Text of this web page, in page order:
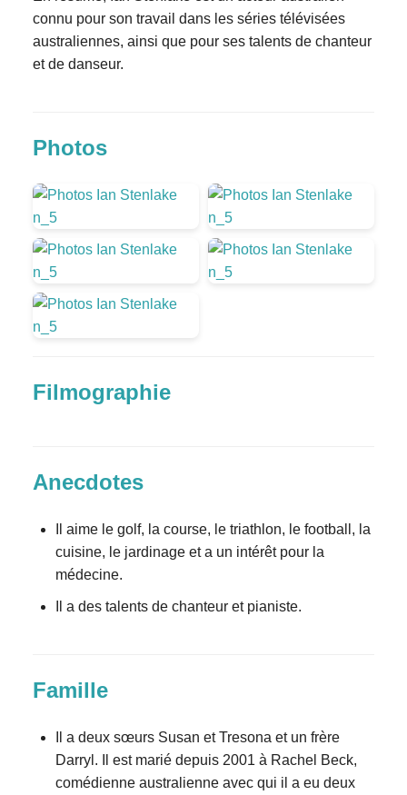
connu pour son travail dans les séries télévisées
australiennes, ainsi que pour ses talents de chanteur
et de danseur.
Photos
Filmographie
Anecdotes
Il aime le golf, la course, le triathlon, le football, la
cuisine, le jardinage et a un intérêt pour la
médecine.
Il a des talents de chanteur et pianiste.
Famille
Il a deux sœurs Susan et Tresona et un frère
Darryl. Il est marié depuis 2001 à Rachel Beck,
comédienne australienne avec qui il a eu deux